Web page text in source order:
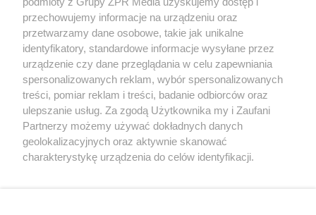
MUZYKA
przechowujemy informacje na urządzeniu oraz
przetwarzamy dane osobowe, takie jak unikalne
identyfikatory, standardowe informacje wysyłane przez
urządzenie czy dane przeglądania w celu zapewniania
spersonalizowanych reklam, wybór spersonalizowanych
treści, pomiar reklam i treści, badanie odbiorców oraz
ulepszanie usług. Za zgodą Użytkownika my i Zaufani
Partnerzy możemy używać dokładnych danych
geolokalizacyjnych oraz aktywnie skanować
charakterystykę urządzenia do celów identyfikacji.